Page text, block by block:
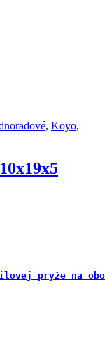
, Koyo,
pryže na